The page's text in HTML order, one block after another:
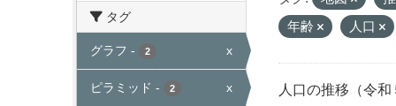
タグ
グラフ - 2 x
ピラミッド - 2 x
年齢
人口
人口の推移（令和